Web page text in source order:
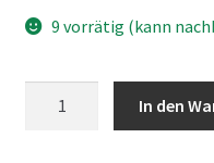
9 vorrätig (kann
In den